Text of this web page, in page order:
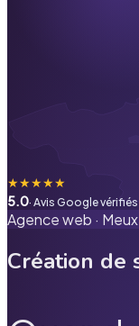
★★★★★
5.0· Avis Google vérifiés
Agence web · Meux
Création de